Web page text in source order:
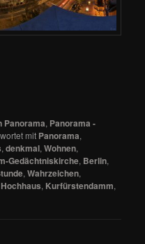
Panorama, Panorama -
mit Panorama,
,denkmal,Wohnen,
Gedächtniskirche, Berlin,
,Wahrzeichen,
Hochhaus, Kurfürstendamm,